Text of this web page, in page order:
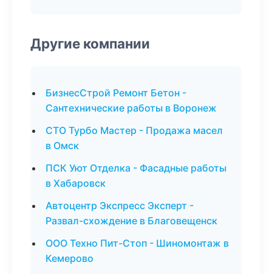
Другие компании
БизнесСтрой Ремонт Бетон -
Сантехнические работы в Воронеж
СТО Турбо Мастер - Продажа масел
в Омск
ПСК Уют Отделка - Фасадные работы
в Хабаровск
Автоцентр Экспресс Эксперт -
Развал-схождение в Благовещенск
ООО Техно Пит-Стоп - Шиномонтаж в
Кемерово